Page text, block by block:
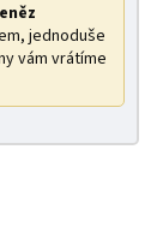
jednoduše
vám vrátíme